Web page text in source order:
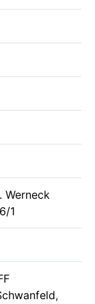
Werneck
1
,